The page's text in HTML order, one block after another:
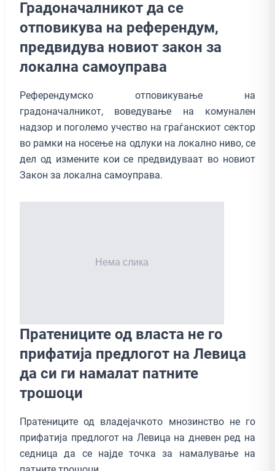
Градоначалникот да се
отповикува на референдум,
предвидува новиот закон за
локална самоуправа
Референдумско отповикување на
градоначалникот, воведување на комунален
надзор и поголемо учество на граѓанскиот сектор
во рамки на носење на одлуки на локално ниво, се
дел од измените кои се предвидуваат во новиот
Закон за локална самоуправа.
Пратениците од власта не го
прифатија предлогот на Левица
да си ги намалат патните
трошоци
Пратениците од владејачкото мнозинство не го
прифатија предлогот на Левица на дневен ред на
седница да се најде точка за намалување на